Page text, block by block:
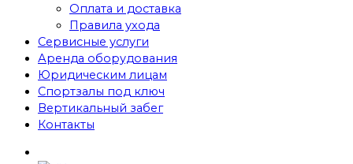
Оплата и доставка
Правила ухода
Сервисные услуги
Аренда оборудования
Юридическим лицам
Спортзалы под ключ
Вертикальный забег
Контакты